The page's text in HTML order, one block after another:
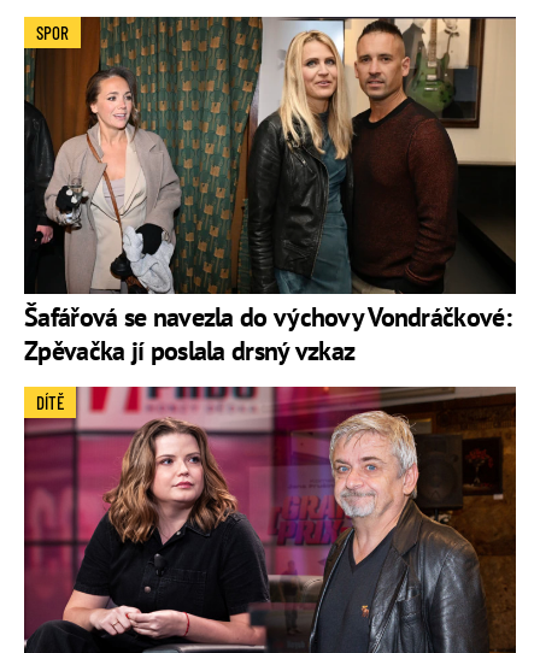
Šafářová se navezla do výchovy Vondráčkové:
Zpěvačka jí poslala drsný vzkaz
SPOR
DÍTĚ